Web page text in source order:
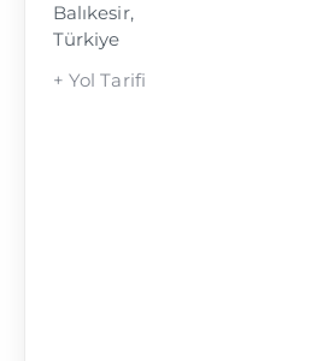
Balıkesir,
Türkiye
+ Yol Tarifi